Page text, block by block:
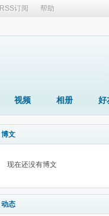
RSS订阅 帮助
视频 相册 好
博文
现在还没有博文
动态